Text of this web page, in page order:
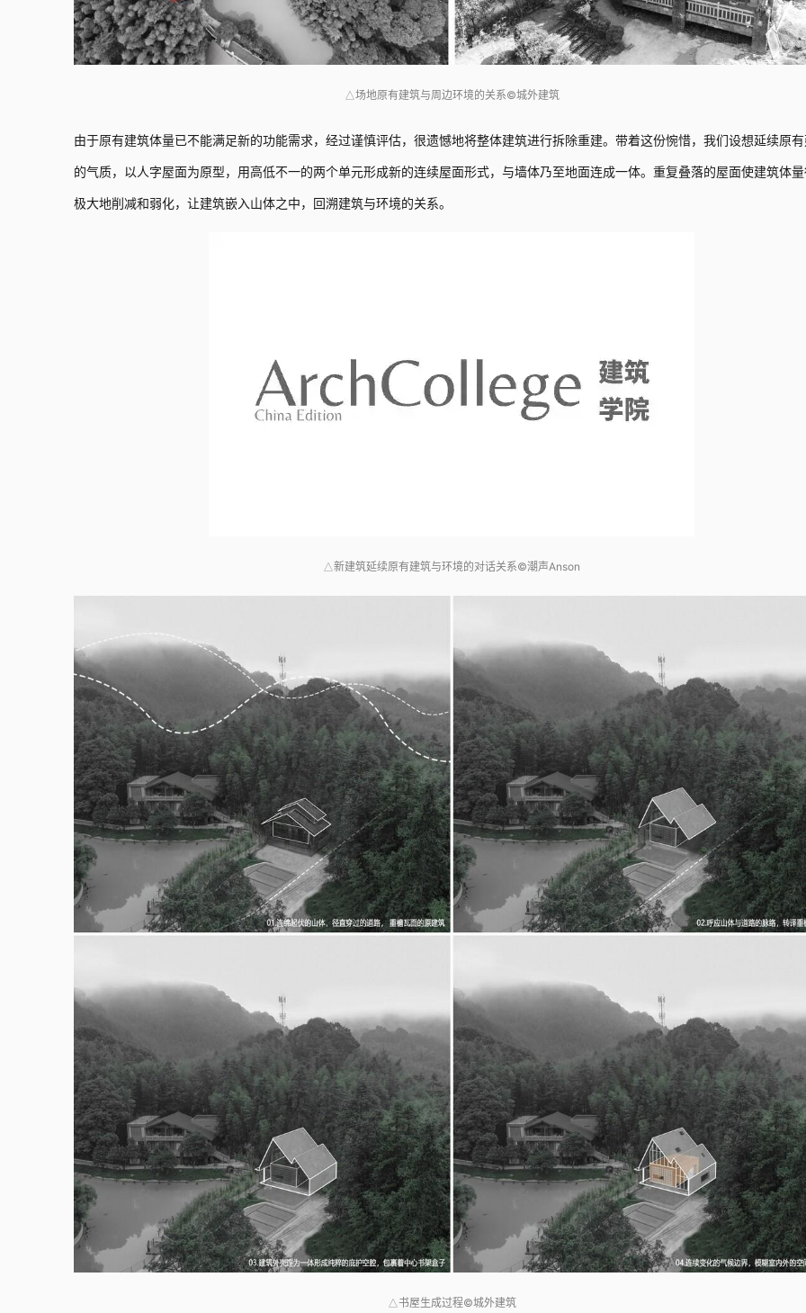
△场地原有建筑与周边环境的关系©城外建筑
由于原有建筑体量已不能满足新的功能需求，经过谨慎评估，很遗憾地将整体建筑进行拆除重建。带着这份惋惜，我们设想延续原
的气质，以人字屋面为原型，用高低不一的两个单元形成新的连续屋面形式，与墙体乃至地面连成一体。重复叠落的屋面使建筑体
极大地削减和弱化，让建筑嵌入山体之中，回溯建筑与环境的关系。
新建筑延续原有建筑与环境的对话关系©潮声Anson